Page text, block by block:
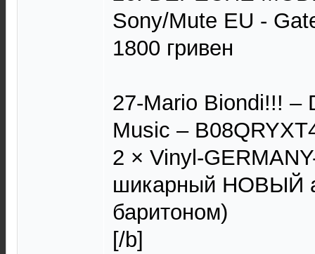
Sony/Mute EU -
1800 гривен
27-Mario Biondi!!! ‎–
Music ‎–
2 × Vinyl-
шикарный НОВЫЙ
баритоном)
[/b]